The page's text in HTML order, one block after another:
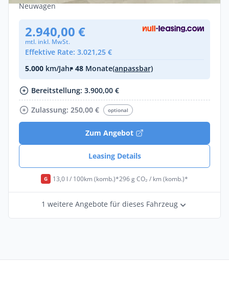
Neuwagen
2.940,00 €
mtl. inkl. MwSt.
Effektive Rate: 3.021,25 €
5.000 km/Jahr• 48 Monate(anpassbar)
Bereitstellung: 3.900,00 €
Zulassung: 250,00 €
optional
Zum Angebot
Leasing Details
G 13,0 l / 100km (komb.)*296 g CO₂ / km (komb.)*
1 weitere Angebote für dieses Fahrzeug